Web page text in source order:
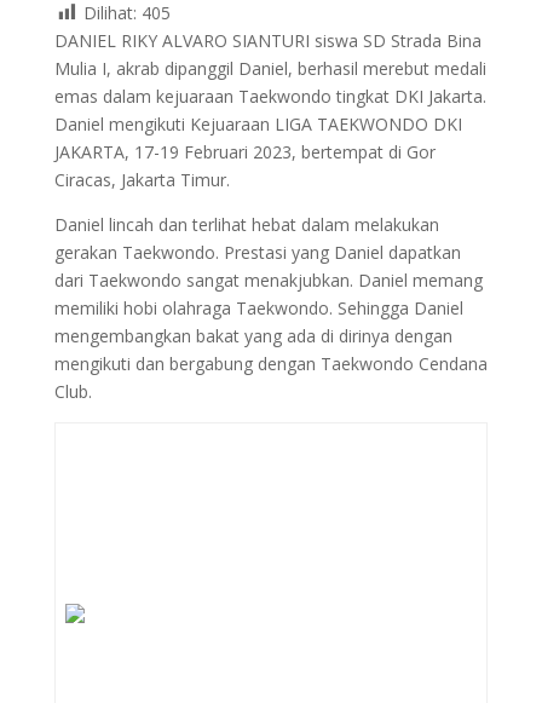
Dilihat: 405
DANIEL RIKY ALVARO SIANTURI siswa SD Strada Bina
Mulia I, akrab dipanggil Daniel, berhasil merebut medali
emas dalam kejuaraan Taekwondo tingkat DKI Jakarta.
Daniel mengikuti Kejuaraan LIGA TAEKWONDO DKI
JAKARTA, 17-19 Februari 2023, bertempat di Gor
Ciracas, Jakarta Timur.
Daniel lincah dan terlihat hebat dalam melakukan
gerakan Taekwondo. Prestasi yang Daniel dapatkan
dari Taekwondo sangat menakjubkan. Daniel memang
memiliki hobi olahraga Taekwondo. Sehingga Daniel
mengembangkan bakat yang ada di dirinya dengan
mengikuti dan bergabung dengan Taekwondo Cendana
Club.